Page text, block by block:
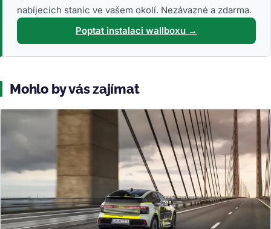
nabíjecích stanic ve vašem okolí. Nezávazné a zdarma.
Poptat instalaci wallboxu →
Mohlo by vás zajímat